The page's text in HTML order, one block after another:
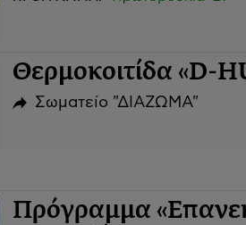
Θερμοκοιτίδα «D-
Σωματείο "ΔΙΑΖΩΜΑ"
Πρόγραμμα